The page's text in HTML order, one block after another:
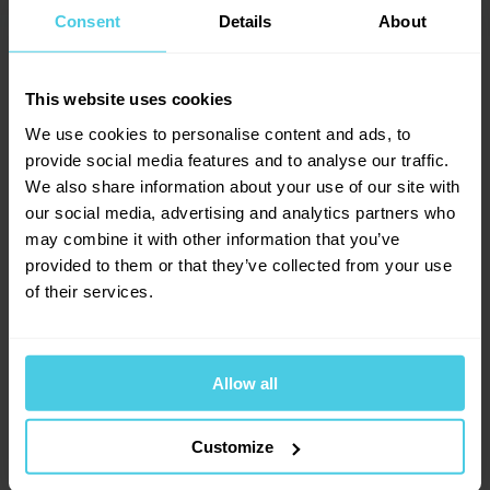
Consent Details About
This website uses cookies
We use cookies to personalise content and ads, to
provide social media features and to analyse our traffic.
We also share information about your use of our site with
our social media, advertising and analytics partners who
may combine it with other information that you’ve
provided to them or that they’ve collected from your use
of their services.
Allow all
Customize
který propouští při překapávání jiné látky a chutě než
papírový filtr a vy tak můžete s chutěmi různě
Hlavní parametry:
Barva: bílá lesklá
Velikost: 02 (1-4 šálky)
Vyrobeno v Japonsku
Hmotnost: 560 g
hodnocení
0x
0 x
0 x
0x
📧Provoňte si e-mailovou
schránku kávou
Aromagazín vám pošleme jen, když bude o
čem psát.
Slibujeme na naše kafe.
Přihlásit se